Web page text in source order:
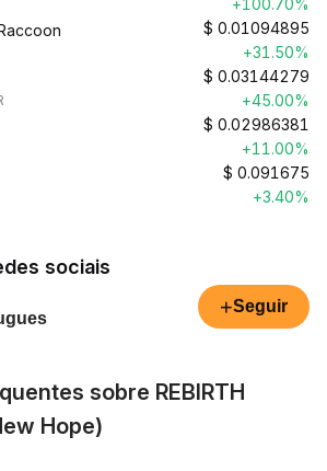
+100.70%
$ 0.01094895
+31.50%
$ 0.03144279
+45.00%
$ 0.02986381
+11.00%
$ 0.091675
+3.40%
sociais
+Seguir
sobre REBIRTH
Hope)